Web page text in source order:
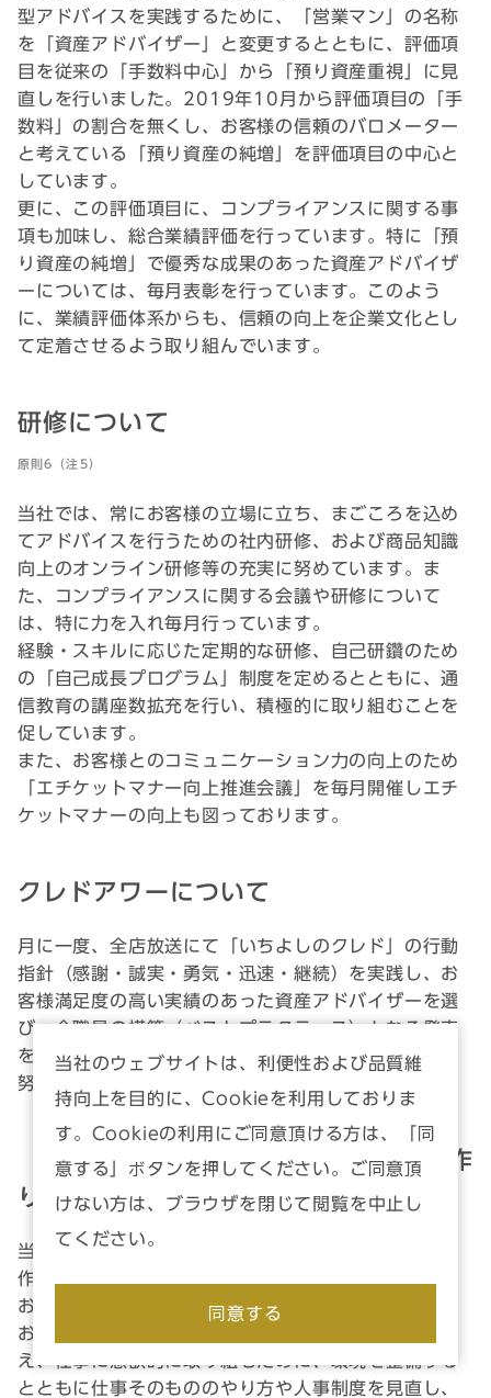
型アドバイスを実践するために、「営業マン」の名称
を「資産アドバイザー」と変更するとともに、評価項
目を従来の「手数料中心」から「預り資産重視」に見
直しを行いました。2019年10月から評価項目の「手
数料」の割合を無くし、お客様の信頼のバロメーター
と考えている「預り資産の純増」を評価項目の中心と
しています。
更に、この評価項目に、コンプライアンスに関する事
項も加味し、総合業績評価を行っています。特に「預
り資産の純増」で優秀な成果のあった資産アドバイザ
ーについては、毎月表彰を行っています。このよう
に、業績評価体系からも、信頼の向上を企業文化とし
て定着させるよう取り組んでいます。
研修について
原則6（注5）
当社では、常にお客様の立場に立ち、まごころを込め
てアドバイスを行うための社内研修、および商品知識
向上のオンライン研修等の充実に努めています。ま
た、コンプライアンスに関する会議や研修について
は、特に力を入れ毎月行っています。
経験・スキルに応じた定期的な研修、自己研鑽のため
の「自己成長プログラム」制度を定めるとともに、通
信教育の講座数拡充を行い、積極的に取り組むことを
促しています。
また、お客様とのコミュニケーション力の向上のため
「エチケットマナー向上推進会議」を毎月開催しエチ
ケットマナーの向上も図っております。
クレドアワーについて
月に一度、全店放送にて「いちよしのクレド」の行動
指針（感謝・誠実・勇気・迅速・継続）を実践し、お
客様満足度の高い実績のあった資産アドバイザーを選
び、全職員の模範（ベストプラクティス）となる発表
を行う「クレドアワー」を開催し、企業文化の定着に
努めています。
「働きやすい・やりがいがある職場」作
りについて
当社では、現在「働きやすい・やりがいがある職場」
作りを経営の課題として取り組んでいます。これは、
お客様と接する職員が、会社に満足していなければ、
お客様に真の満足をご提供することは出来ないと考
え、仕事に意欲的に取り組むために、環境を整備する
とともに仕事そのもののやり方や人事制度を見直し、
当社のウェブサイトは、利便性および品質維
持向上を目的に、Cookieを利用しておりま
す。Cookieの利用にご同意頂ける方は、「同
意する」ボタンを押してください。ご同意頂
けない方は、ブラウザを閉じて閲覧を中止し
てください。
同意する